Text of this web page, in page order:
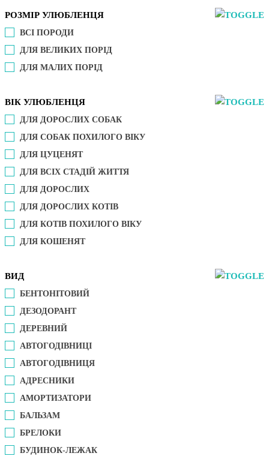
РОЗМІР УЛЮБЛЕНЦЯ
ВСІ ПОРОДИ
ДЛЯ ВЕЛИКИХ ПОРІД
ДЛЯ МАЛИХ ПОРІД
ВІК УЛЮБЛЕНЦЯ
ДЛЯ ДОРОСЛИХ СОБАК
ДЛЯ СОБАК ПОХИЛОГО ВІКУ
ДЛЯ ЦУЦЕНЯТ
ДЛЯ ВСІХ СТАДІЙ ЖИТТЯ
ДЛЯ ДОРОСЛИХ
ДЛЯ ДОРОСЛИХ КОТІВ
ДЛЯ КОТІВ ПОХИЛОГО ВІКУ
ДЛЯ КОШЕНЯТ
ВИД
БЕНТОНІТОВИЙ
ДЕЗОДОРАНТ
ДЕРЕВНИЙ
АВТОГОДІВНИЦІ
АВТОГОДІВНИЦЯ
АДРЕСНИКИ
АМОРТИЗАТОРИ
БАЛЬЗАМ
БРЕЛОКИ
БУДИНОК-ЛЕЖАК